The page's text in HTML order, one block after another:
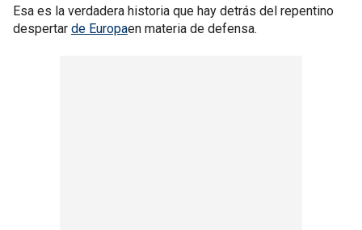
Esa es la verdadera historia que hay detrás del repentino
despertar de Europaen materia de defensa.